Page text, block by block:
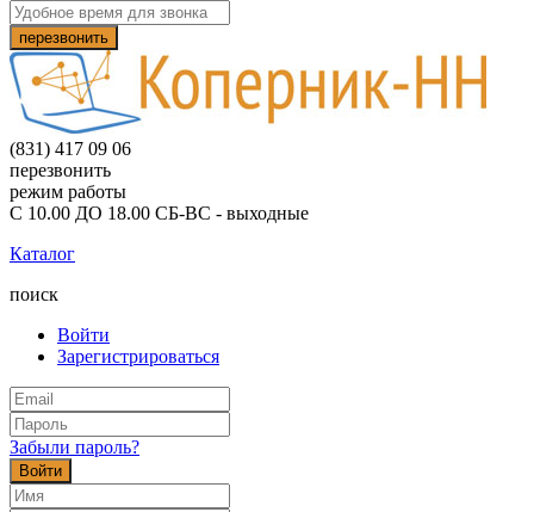
(831) 417 09 06
перезвонить
режим работы
С 10.00 ДО 18.00 СБ-ВС - выходные
Каталог
поиск
Войти
Зарегистрироваться
Забыли пароль?
Войти